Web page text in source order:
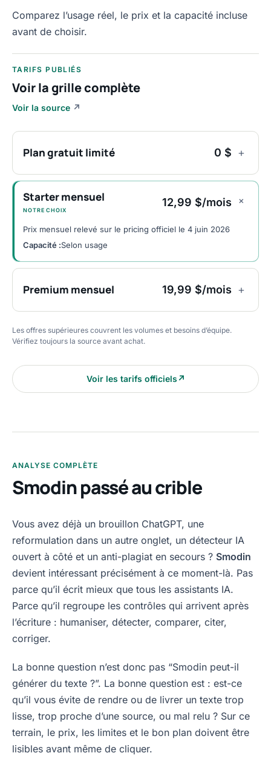
Comparez l’usage réel, le prix et la capacité incluse
avant de choisir.
TARIFS PUBLIÉS
Voir la grille complète
Voir la source ↗
Plan gratuit limité 0 $ +
Starter mensuel
NOTRE CHOIX
12,99 $/mois +
Prix mensuel relevé sur le pricing officiel le 4 juin 2026
Capacité :Selon usage
Premium mensuel 19,99 $/mois +
Les offres supérieures couvrent les volumes et besoins d’équipe.
Vérifiez toujours la source avant achat.
Voir les tarifs officiels↗
ANALYSE COMPLÈTE
Smodin passé au crible
Vous avez déjà un brouillon ChatGPT, une
reformulation dans un autre onglet, un détecteur IA
ouvert à côté et un anti-plagiat en secours ? Smodin
devient intéressant précisément à ce moment-là. Pas
parce qu’il écrit mieux que tous les assistants IA.
Parce qu’il regroupe les contrôles qui arrivent après
l’écriture : humaniser, détecter, comparer, citer,
corriger.
La bonne question n’est donc pas “Smodin peut-il
générer du texte ?”. La bonne question est : est-ce
qu’il vous évite de rendre ou de livrer un texte trop
lisse, trop proche d’une source, ou mal relu ? Sur ce
terrain, le prix, les limites et le bon plan doivent être
lisibles avant même de cliquer.